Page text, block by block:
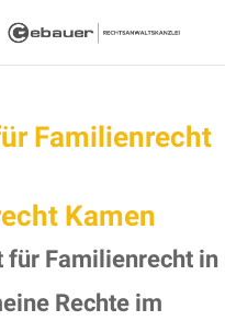
Familienrecht
Kamen
für Familienrecht in
Rechte im